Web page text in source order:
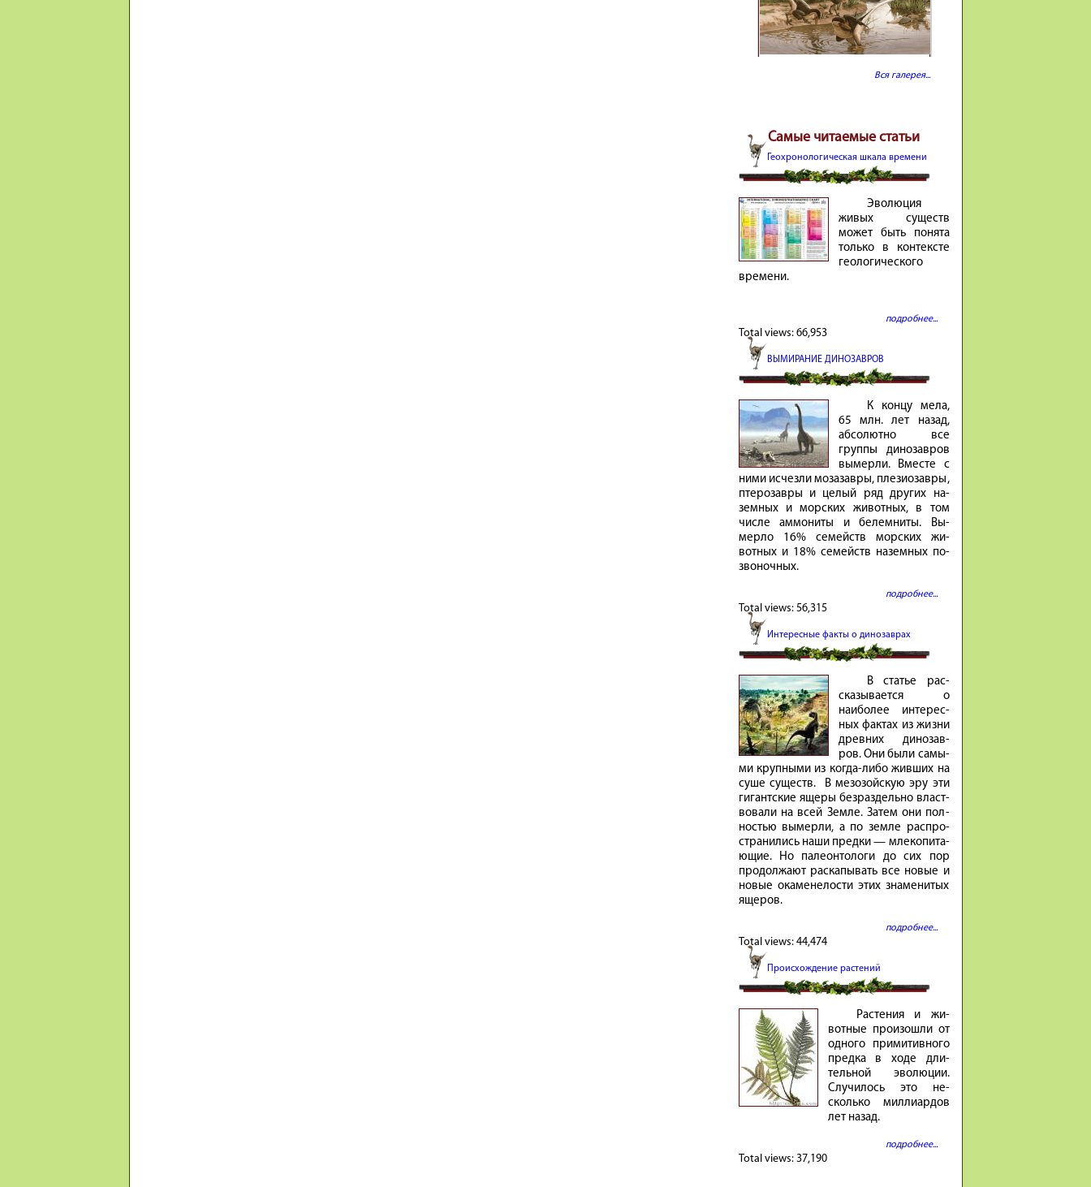
Вся галерея...
Самые читаемые статьи
Геохронологическая шкала времени
Эволюция
живых существ
может быть понята
только в контексте
геологического
времени.
подробнее...
Total views: 66,953
ВЫМИРАНИЕ ДИНОЗАВРОВ
К концу мела,
65 млн. лет на­зад,
аб­со­лютно все
группы ди­но­завров
вы­мерли. Вместе с
ними ис­чезли мо­за­завры, пле­зио­завры,
птеро­завры и це­лый ряд других на­
земных и мор­ских жи­вотных, в том
числе ам­мо­ниты и бе­лем­ниты. Вы­
мерло 16% се­мейств мор­ских жи­
вотных и 18% се­мейств на­земных по­
зво­ночных.
подробнее...
Total views: 56,315
Интересные факты о динозаврах
В ста­тье рас­
ска­зы­ва­ется о
наибо­лее инте­рес­
ных фак­тах из жиз­ни
древ­них ди­но­зав­
ров. Они бы­ли са­мы­
ми круп­ны­ми из ко­гда-либо жив­ших на
су­ше су­ществ. В ме­зо­зой­скую эру эти
ги­гант­ские яще­ры без­раз­дель­но власт­
во­ва­ли на всей Зем­ле. За­тем они пол­
но­стью вы­мер­ли, а по зем­ле рас­про­
стра­ни­лись на­ши пред­ки — мле­ко­пи­та­
ю­щие. Но па­ле­он­то­ло­ги до сих пор
про­дол­жа­ют рас­ка­пы­вать все но­вые и
но­вые ока­мене­ло­сти этих зна­ме­ни­тых
яще­ров.
подробнее...
Total views: 44,474
Происхождение растений
Расте­ния и жи­
вотные про­изошли от
од­ного при­ми­тив­ного
предка в ходе дли­
тель­ной эволю­ции.
Случи­лось это не­
сколько милли­ар­дов
лет на­зад.
подробнее...
Total views: 37,190